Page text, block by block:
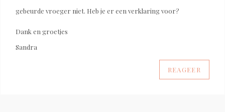
gebeurde vroeger niet. Heb je er een verklaring voor?
Dank en groetjes
Sandra
REAGEER